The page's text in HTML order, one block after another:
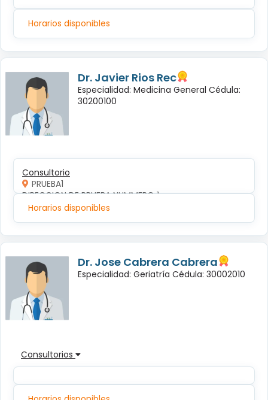
Horarios disponibles
Dr. Javier Rios Rec
Especialidad: Medicina General Cédula:
30200100
Consultorio
PRUEBA1
DIRECCION DE PRUEBA NUMMERO 1
Horarios disponibles
Dr. Jose Cabrera Cabrera
Especialidad: Geriatría Cédula: 30002010
Consultorios